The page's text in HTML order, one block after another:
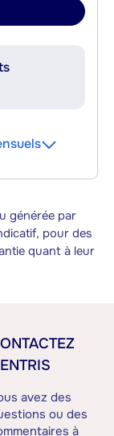
générée par
pour des
quant à leur
avez des
ou des
à